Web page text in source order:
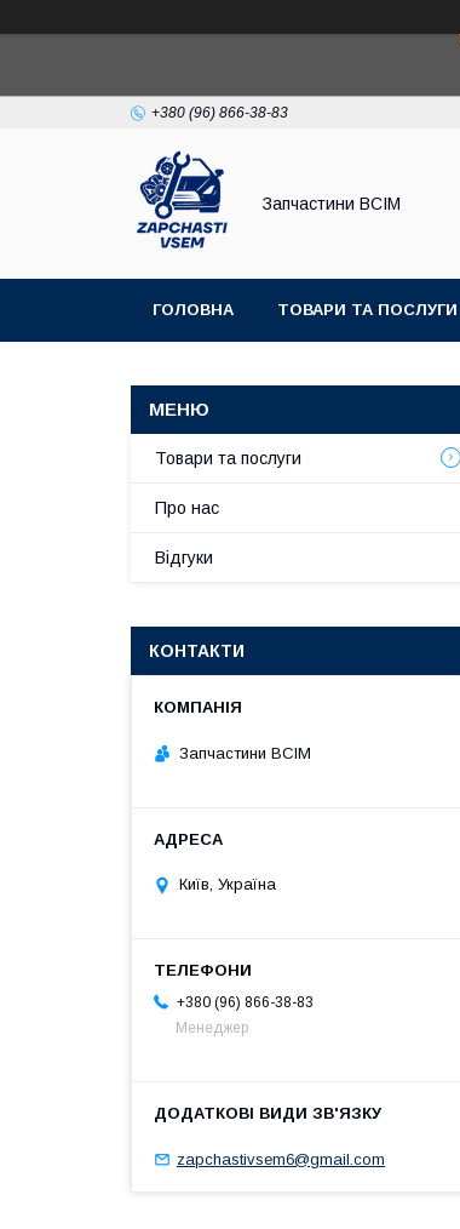
+380 (96) 866-38-83
Запчастини ВСІМ
ГОЛОВНА ТОВАРИ ТА ПОСЛУГИ
Товари та послуги
Про нас
Відгуки
КОНТАКТИ
Запчастини ВСІМ
Київ, Україна
+380 (96) 866-38-83
Менеджер
zapchastivsem6@gmail.com